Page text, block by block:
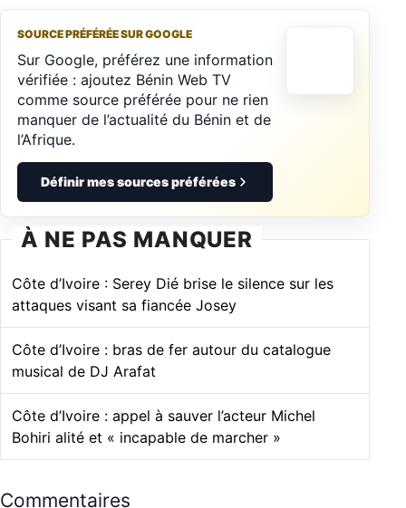
SOURCE PRÉFÉRÉE SUR GOOGLE
Sur Google, préférez une information
vérifiée : ajoutez Bénin Web TV
comme source préférée pour ne rien
manquer de l’actualité du Bénin et de
l’Afrique.
Définir mes sources préférées
À NE PAS MANQUER
Côte d’Ivoire : Serey Dié brise le silence sur les
attaques visant sa fiancée Josey
Côte d’Ivoire : bras de fer autour du catalogue
musical de DJ Arafat
Côte d’Ivoire : appel à sauver l’acteur Michel
Bohiri alité et « incapable de marcher »
Commentaires